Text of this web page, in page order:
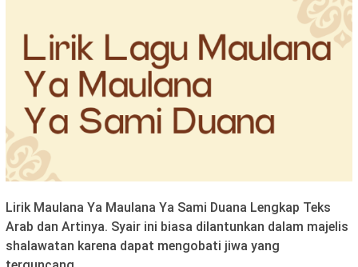
Lirik Maulana Ya Maulana Ya Sami Duana Lengkap Teks
Arab dan Artinya. Syair ini biasa dilantunkan dalam majelis
shalawatan karena dapat mengobati jiwa yang